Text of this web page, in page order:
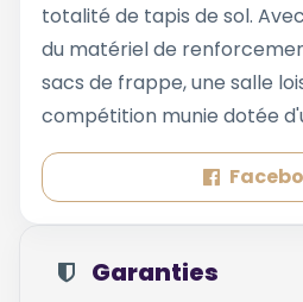
totalité de tapis de sol.
du matériel de
sacs de frappe, une salle
compétition munie dotée
Garanties